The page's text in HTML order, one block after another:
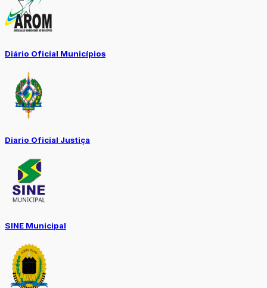
Diário Oficial Municípios
Diario Oficial Justiça
SINE Municipal